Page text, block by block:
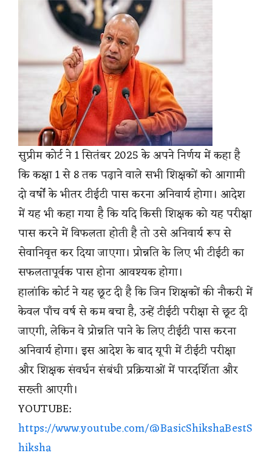
सुप्रीम कोर्ट ने 1 सितंबर 2025 के अपने निर्णय में कहा है
कि कक्षा 1 से 8 तक पढ़ाने वाले सभी शिक्षकों को आगामी
दो वर्षों के भीतर टीईटी पास करना अनिवार्य होगा। आदेश
में यह भी कहा गया है कि यदि किसी शिक्षक को यह परीक्षा
पास करने में विफलता होती है तो उसे अनिवार्य रूप से
सेवानिवृत्त कर दिया जाएगा। प्रोन्नति के लिए भी टीईटी का
सफलतापूर्वक पास होना आवश्यक होगा।
हालांकि कोर्ट ने यह छूट दी है कि जिन शिक्षकों की नौकरी में
केवल पाँच वर्ष से कम बचा है, उन्हें टीईटी परीक्षा से छूट दी
जाएगी, लेकिन वे प्रोन्नति पाने के लिए टीईटी पास करना
अनिवार्य होगा। इस आदेश के बाद यूपी में टीईटी परीक्षा
और शिक्षक संवर्धन संबंधी प्रक्रियाओं में पारदर्शिता और
सख्ती आएगी।
YOUTUBE:
https://www.youtube.com/@BasicShikshaBestS
hiksha